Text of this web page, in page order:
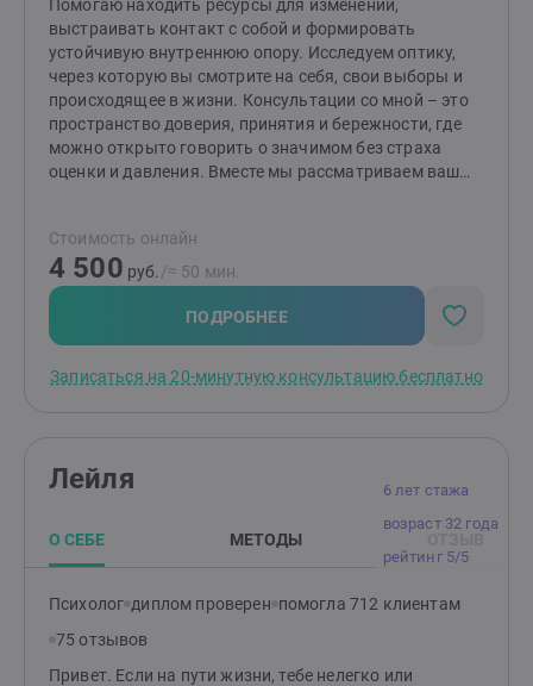
Помогаю находить ресурсы для изменений,
выстраивать контакт с собой и формировать
устойчивую внутреннюю опору. Исследуем оптику,
через которую вы смотрите на себя, свои выборы и
происходящее в жизни. Консультации со мной – это
пространство доверия, принятия и бережности, где
можно открыто говорить о значимом без страха
оценки и давления. Вместе мы рассматриваем ваш
Стоимость онлайн
4 500 руб. /≈ 50 мин.
ПОДРОБНЕЕ
Записаться на 20-минутную консультацию бесплатно
6 лет стажа
возраст 32 года
рейтинг 5/5
Лейля
О СЕБЕ МЕТОДЫ
Психолог диплом проверен помогла 712 клиентам
75 отзывов
Привет. Если на пути жизни, тебе нелегко или